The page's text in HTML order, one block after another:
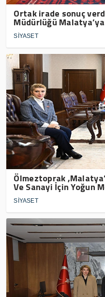
Ortak irade sonuç
Müdürlüğü Malatya’ya
SİYASET
Ölmeztoprak
Ve Sanayi İçin Yoğun
SİYASET